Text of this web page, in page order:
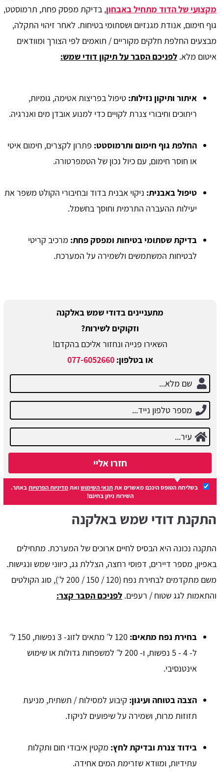
מקצועי של הדוד מתחיל באבחון, בדיקת מפסק פחת, תרמוסטט,
גוף חימום, אנודת מגנזיום ושסתומי בטיחות. לאחר זיהוי התקלה,
מבצעים החלפת חלקים מקוריים / תואמים לפי הצורך ומוודאים
איטום מלא. לפניכם הסבר על תיקון דודי שמש:
איתור ותיקון נזילות: טיפול בפריצות אטימה, גומיות,
ריתוכים וחיבורי צנרת לקויים כדי למנוע אובדן מים ואנרגיה.
החלפת גוף חימום ותרמוסטט: פתרון לקצרים, חימום איטי
או חוסר חימום, עם כיול נכון של הטמפרטורה.
טיפול באבנית: ניקוי אבנית בדוד ובחיבורי הקולט משפר את
יעילות ההעברה התרמית וחוסך בחשמל.
בדיקת שסתומי בטיחות ומפסק פחת: מרכיב קריטי
לבטיחות המשתמשים ולשמירה על המערכת.
מתעניינים בדודי שמש באלקנה
וזקוקים לשירות?
השאירו פנייה ונחזור אליכם בהקדם!
או בטלפון:077-6052660
חזרו אליי
בשליחת הטופס הינכם מאשרים אתתנאי השימושואתמדיניות הפרטיותבאתר.
השירות ניתן בחינם!
התקנת דודי שמש באלקנה
התקנה נכונה היא הבסיס לחיים ארוכים של המערכת. מתחילים
באפיון, מספר דיירים, דפוסי רחצה, הצללת גג, כיווני שמש ונגישות.
משם מתקדמים לבחירת נפח (120 / 150 / 200 ל׳), סוג הקולטים
והתאמות לגג שטוח / רעפים. לפניכם הסבר קצר:
בחירת נפח מתאים:
120 ל׳ מתאים לזוג- 3 נפשות, 150 ל׳
ל- 4 - 5 נפשות, ו- 200 ל׳ למשפחות גדולות או שימוש
אינטנסיבי.
הצבה בטוחה ועיגון: קיבוע למסילות / תשתית, מניעת
תזוזות מרוח, ושמירה על שיפועים לניקוז.
בידוד צנרת ובדיקת לחץ: מקטין איבודי חום ותקלות
עתידיות, ומוודא שזרימת המים אחידה.